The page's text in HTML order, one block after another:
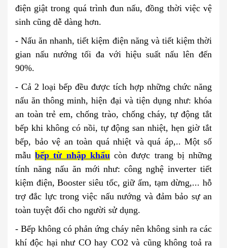
điện giật trong quá trình đun nấu, đồng thời việc vệ
sinh cũng dễ dàng hơn.
- Nấu ăn nhanh, tiết kiệm điện năng và tiết kiệm thời
gian nấu nướng tối đa với hiệu suất nấu lên đến
90%.
- Cả 2 loại bếp đều được tích hợp những chức năng
nấu ăn thông minh, hiện đại và tiện dụng như: khóa
an toàn trẻ em, chống trào, chống cháy, tự động tắt
bếp khi không có nồi, tự động san nhiệt, hẹn giờ tắt
bếp, bảo vệ an toàn quá nhiệt và quá áp,.. Một số
mẫubếp từ nhập khẩu còn được trang bị những
tính năng nấu ăn mới như: công nghệ inverter tiết
kiệm điện, Booster siêu tốc, giữ ấm, tạm dừng,... hỗ
trợ đắc lực trong việc nấu nướng và đảm bảo sự an
toàn tuyệt đối cho người sử dụng.
- Bếp không có phản ứng cháy nên không sinh ra các
khí độc hại như CO hay CO2 và cũng không toả ra